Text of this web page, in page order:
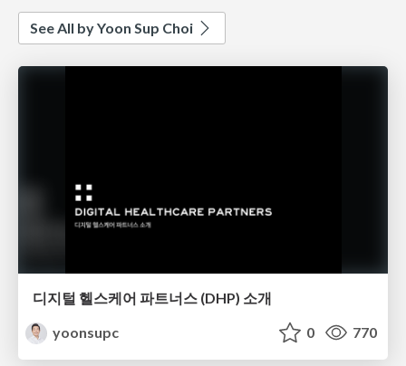
See All by Yoon Sup Choi
디지털 헬스케어 파트너스 (DHP) 소개
yoonsupc
0 770